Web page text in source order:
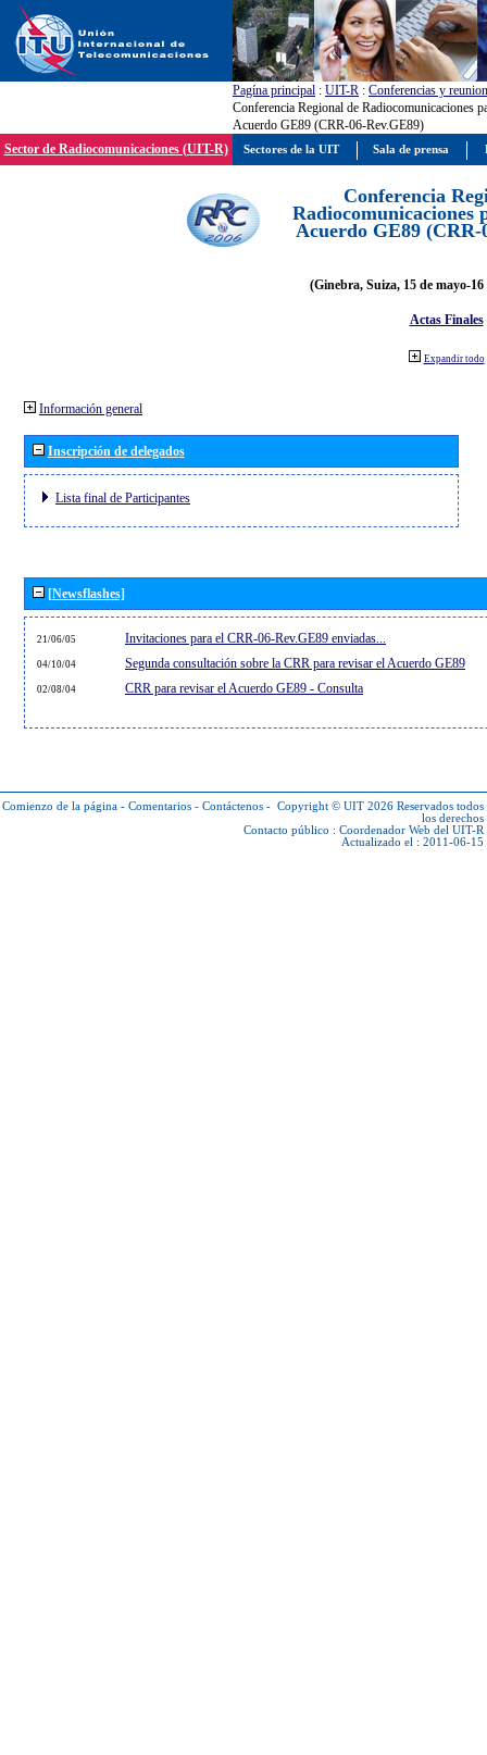
Pagína principal : UIT-R : Conferencias y
Conferencia Regional de Radiocomunicaciones
Acuerdo GE89 (CRR-06-Rev.GE89)
Sector de Radiocomunicaciones (UIT-R)
Conferencia
Radiocomunicaciones
Acuerdo GE89 (CRR-
(Ginebra, Suiza, 15 de mayo-
Actas Finales
Expandir todo
Información general
Inscripción de delegados
Lista final de Participantes
[Newsflashes]
21/06/05 Invitaciones para el CRR-06-Rev.GE89 enviadas...
04/10/04 Segunda consultación sobre la CRR para revisar el Acuerdo GE89
02/08/04 CRR para revisar el Acuerdo GE89 - Consulta
Comienzo de la página - Comentarios - Contáctenos - Copyright © UIT 2026 Reservados todos
los derechos
Contacto público : Coordenador Web del UIT-R
Actualizado el : 2011-06-15
Sectores de la UIT Sala de prensa